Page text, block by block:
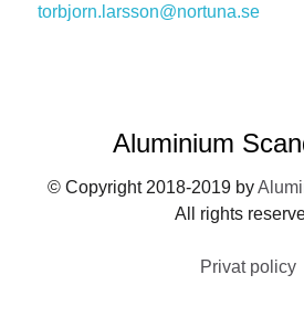
torbjorn.larsson@nortuna.se
Aluminium
© Copyright 2018-2019 by
All rights
Privat policy